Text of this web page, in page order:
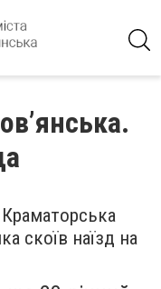
Краматорська
скоїв наїзд на